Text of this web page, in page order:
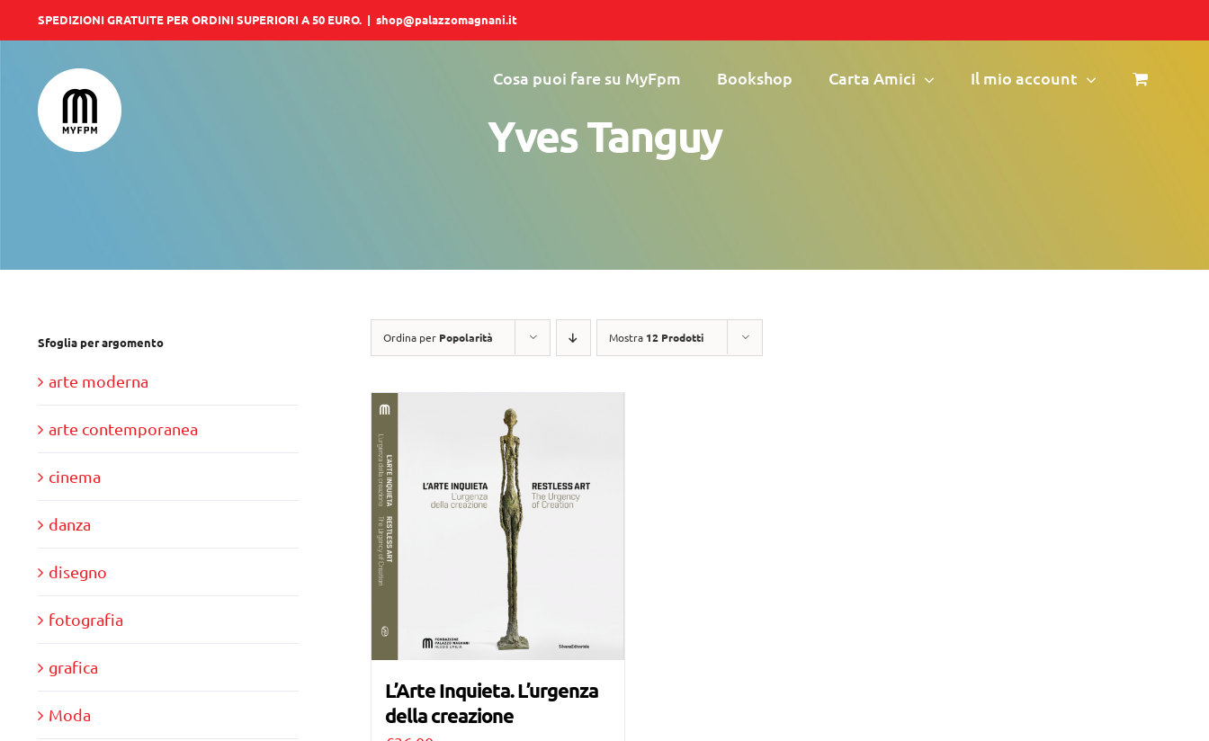
al
contenuto
SPEDIZIONI GRATUITE PER ORDINI SUPERIORI A 50 EURO. | shop@palazzomagnani.it
Cosa puoi fare su MyFpm Bookshop Carta Amici Il mio account
Yves Tanguy
Ordina per Popolarità Mostra 12 Prodotti
L’Arte Inquieta. L’urgenza
della creazione
Sfoglia per argomento
arte moderna
arte contemporanea
cinema
danza
disegno
fotografia
grafica
Moda